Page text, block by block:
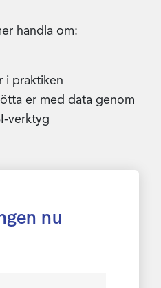
handla om:
i praktiken
er med data genom
verktyg
nu